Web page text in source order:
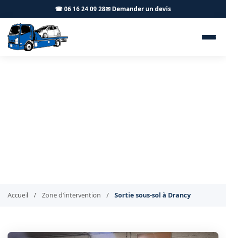
☎ 06 16 24 09 28✉ Demander un devis
Accueil / Zone d'intervention / Sortie sous-sol à Drancy